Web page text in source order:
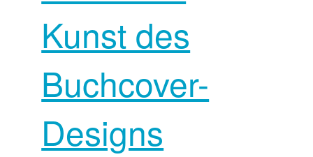
Kunst des
Buchcover-
Designs